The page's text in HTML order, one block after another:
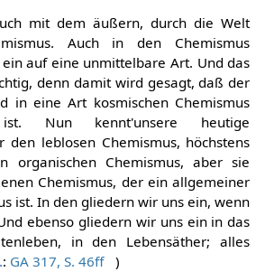
mit dem äußern, durch die Welt
Auch in den Chemismus
auf eine unmittelbare Art. Und das
denn damit wird gesagt, daß der
in eine Art kosmischen Chemismus
ist. Nun kennt'unsere heutige
den leblosen Chemismus, höchstens
organischen Chemismus, aber sie
Chemismus, der ein allgemeiner
ist. In den gliedern wir uns ein, wenn
ebenso gliedern wir uns ein in das
in den Lebensäther; alles
: GA 317, S. 46ff )